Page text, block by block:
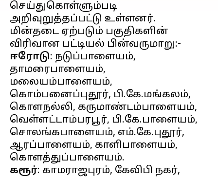
செய்துகொள்ளும்படி
அறிவுறுத்தப்பட்டு உள்ளனர்.
மின்தடை ஏற்படும் பகுதிகளின்
ஈரோடு: நடுப்பாளையம்,
தாமரைபாளையம்,
மலையம்பாளையம்,
கொம்பனைப்புதூர், பி.கே.மங்கலம்,
கொளநல்லி, கருமாண்டம்பாளையம்,
வெள்ளட்டாம்பரபூர், பி.கே.பாளையம்,
சொலங்கபாளையம், எம்.கே.புதூர்,
ஆரப்பாளையம், காளிபாளையம்,
கரூர்: காமராஜபுரம், கேவிபி நகர்,